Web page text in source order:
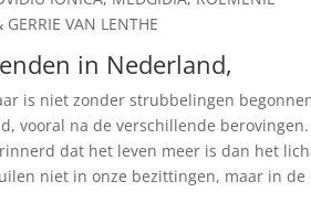
VAN LENTHE
in Nederland,
is niet zonder strubbelingen
vooral na de verschillende
dat het leven meer is dan het
niet in onze bezittingen, maar in